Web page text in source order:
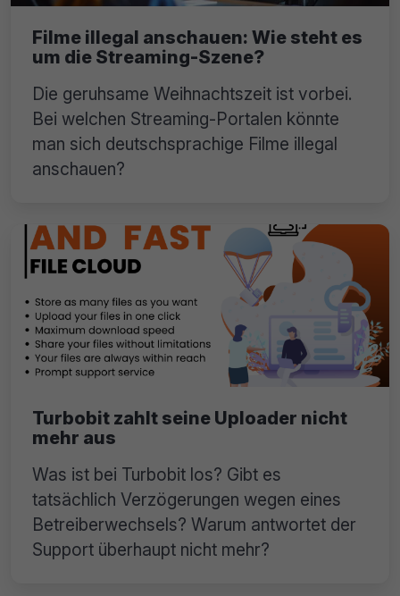
Filme illegal anschauen: Wie steht es
um die Streaming-Szene?
Die geruhsame Weihnachtszeit ist vorbei.
Bei welchen Streaming-Portalen könnte
man sich deutschsprachige Filme illegal
anschauen?
Turbobit zahlt seine Uploader nicht
mehr aus
Was ist bei Turbobit los? Gibt es
tatsächlich Verzögerungen wegen eines
Betreiberwechsels? Warum antwortet der
Support überhaupt nicht mehr?